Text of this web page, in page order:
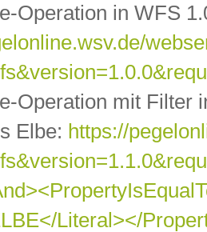
Operation in WFS
Operation mit Filter
Elbe: https://
Literal></